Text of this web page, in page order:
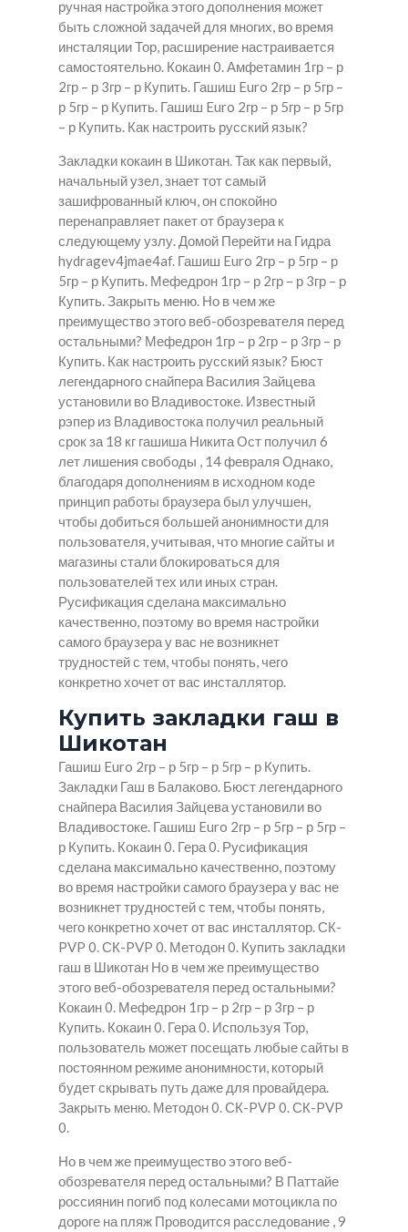
ручная настройка этого дополнения может
быть сложной задачей для многих, во время
инсталяции Тор, расширение настраивается
самостоятельно. Кокаин 0. Амфетамин 1гр – р
2гр – р 3гр – р Купить. Гашиш Euro 2гр – р 5гр –
р 5гр – р Купить. Гашиш Euro 2гр – р 5гр – р 5гр
– р Купить. Как настроить русский язык?
Закладки кокаин в Шикотан. Так как первый,
начальный узел, знает тот самый
зашифрованный ключ, он спокойно
перенаправляет пакет от браузера к
следующему узлу. Домой Перейти на Гидра
hydragev4jmae4af. Гашиш Euro 2гр – р 5гр – р
5гр – р Купить. Мефедрон 1гр – р 2гр – р 3гр – р
Купить. Закрыть меню. Но в чем же
преимущество этого веб-обозревателя перед
остальными? Мефедрон 1гр – р 2гр – р 3гр – р
Купить. Как настроить русский язык? Бюст
легендарного снайпера Василия Зайцева
установили во Владивостоке. Известный
рэпер из Владивостока получил реальный
срок за 18 кг гашиша Никита Ост получил 6
лет лишения свободы , 14 февраля Однако,
благодаря дополнениям в исходном коде
принцип работы браузера был улучшен,
чтобы добиться большей анонимности для
пользователя, учитывая, что многие сайты и
магазины стали блокироваться для
пользователей тех или иных стран.
Русификация сделана максимально
качественно, поэтому во время настройки
самого браузера у вас не возникнет
трудностей с тем, чтобы понять, чего
конкретно хочет от вас инсталлятор.
Купить закладки гаш в
Шикотан
Гашиш Euro 2гр – р 5гр – р 5гр – р Купить.
Закладки Гаш в Балаково. Бюст легендарного
снайпера Василия Зайцева установили во
Владивостоке. Гашиш Euro 2гр – р 5гр – р 5гр –
р Купить. Кокаин 0. Гера 0. Русификация
сделана максимально качественно, поэтому
во время настройки самого браузера у вас не
возникнет трудностей с тем, чтобы понять,
чего конкретно хочет от вас инсталлятор. СК-
PVP 0. СК-PVP 0. Методон 0. Купить закладки
гаш в Шикотан Но в чем же преимущество
этого веб-обозревателя перед остальными?
Кокаин 0. Мефедрон 1гр – р 2гр – р 3гр – р
Купить. Кокаин 0. Гера 0. Используя Тор,
пользователь может посещать любые сайты в
постоянном режиме анонимности, который
будет скрывать путь даже для провайдера.
Закрыть меню. Методон 0. СК-PVP 0. СК-PVP
0.
Но в чем же преимущество этого веб-
обозревателя перед остальными? В Паттайе
россиянин погиб под колесами мотоцикла по
дороге на пляж Проводится расследование , 9